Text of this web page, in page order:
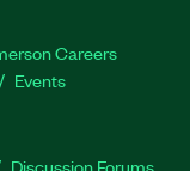
Careers
Events
Discussion Forums